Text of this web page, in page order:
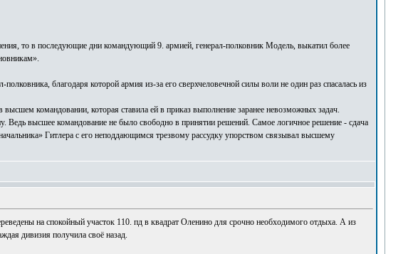
то в последующие дни командующий 9. армией, генерал-полковник Модель, выкатил более
благодаря которой армия из-за его сверхчеловечной силы воли не один раз спасалась из
командовании, которая ставила ей в приказ выполнение заранее невозможных задач.
высшее командование не было свободно в принятии решений. Самое логичное решение - сдача
Гитлера с его неподдающимся трезвому рассудку упорством связывал высшему
на спокойный участок 110. пд в квадрат Оленино для срочно необходимого отдыха. А из
дивизия получила своё назад.